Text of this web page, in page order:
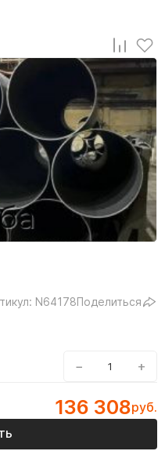
N64178Поделиться
− +
136 308руб.